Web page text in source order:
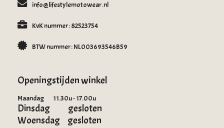
info@lifestylemotowear.nl
KvK nummer: 82523754
BTW nummer: NL003693546B59
Openingstijden winkel
Maandag 11.30u - 17.00u
Dinsdag gesloten
Woensdag gesloten